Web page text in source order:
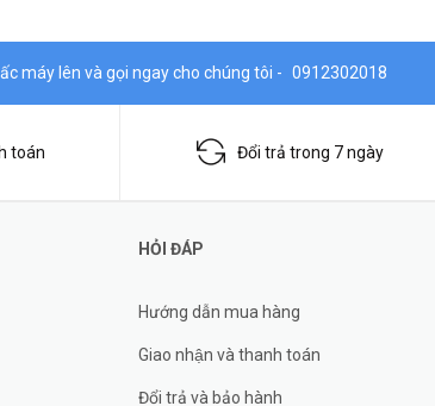
máy lên và gọi ngay cho chúng tôi - 0912302018
toán Đổi trả trong 7 ngày
HỎI ĐÁP
Hướng dẫn mua hàng
Giao nhận và thanh toán
Đổi trả và bảo hành